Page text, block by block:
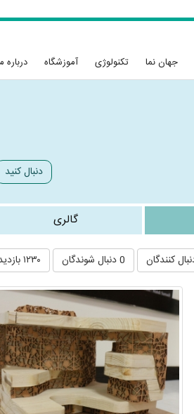
جهان نما تکنولوژی آموزشگاه درباره
دنبال کنید
گالری
0 دنبال شوندگان ۱۲۳۰ بازدید